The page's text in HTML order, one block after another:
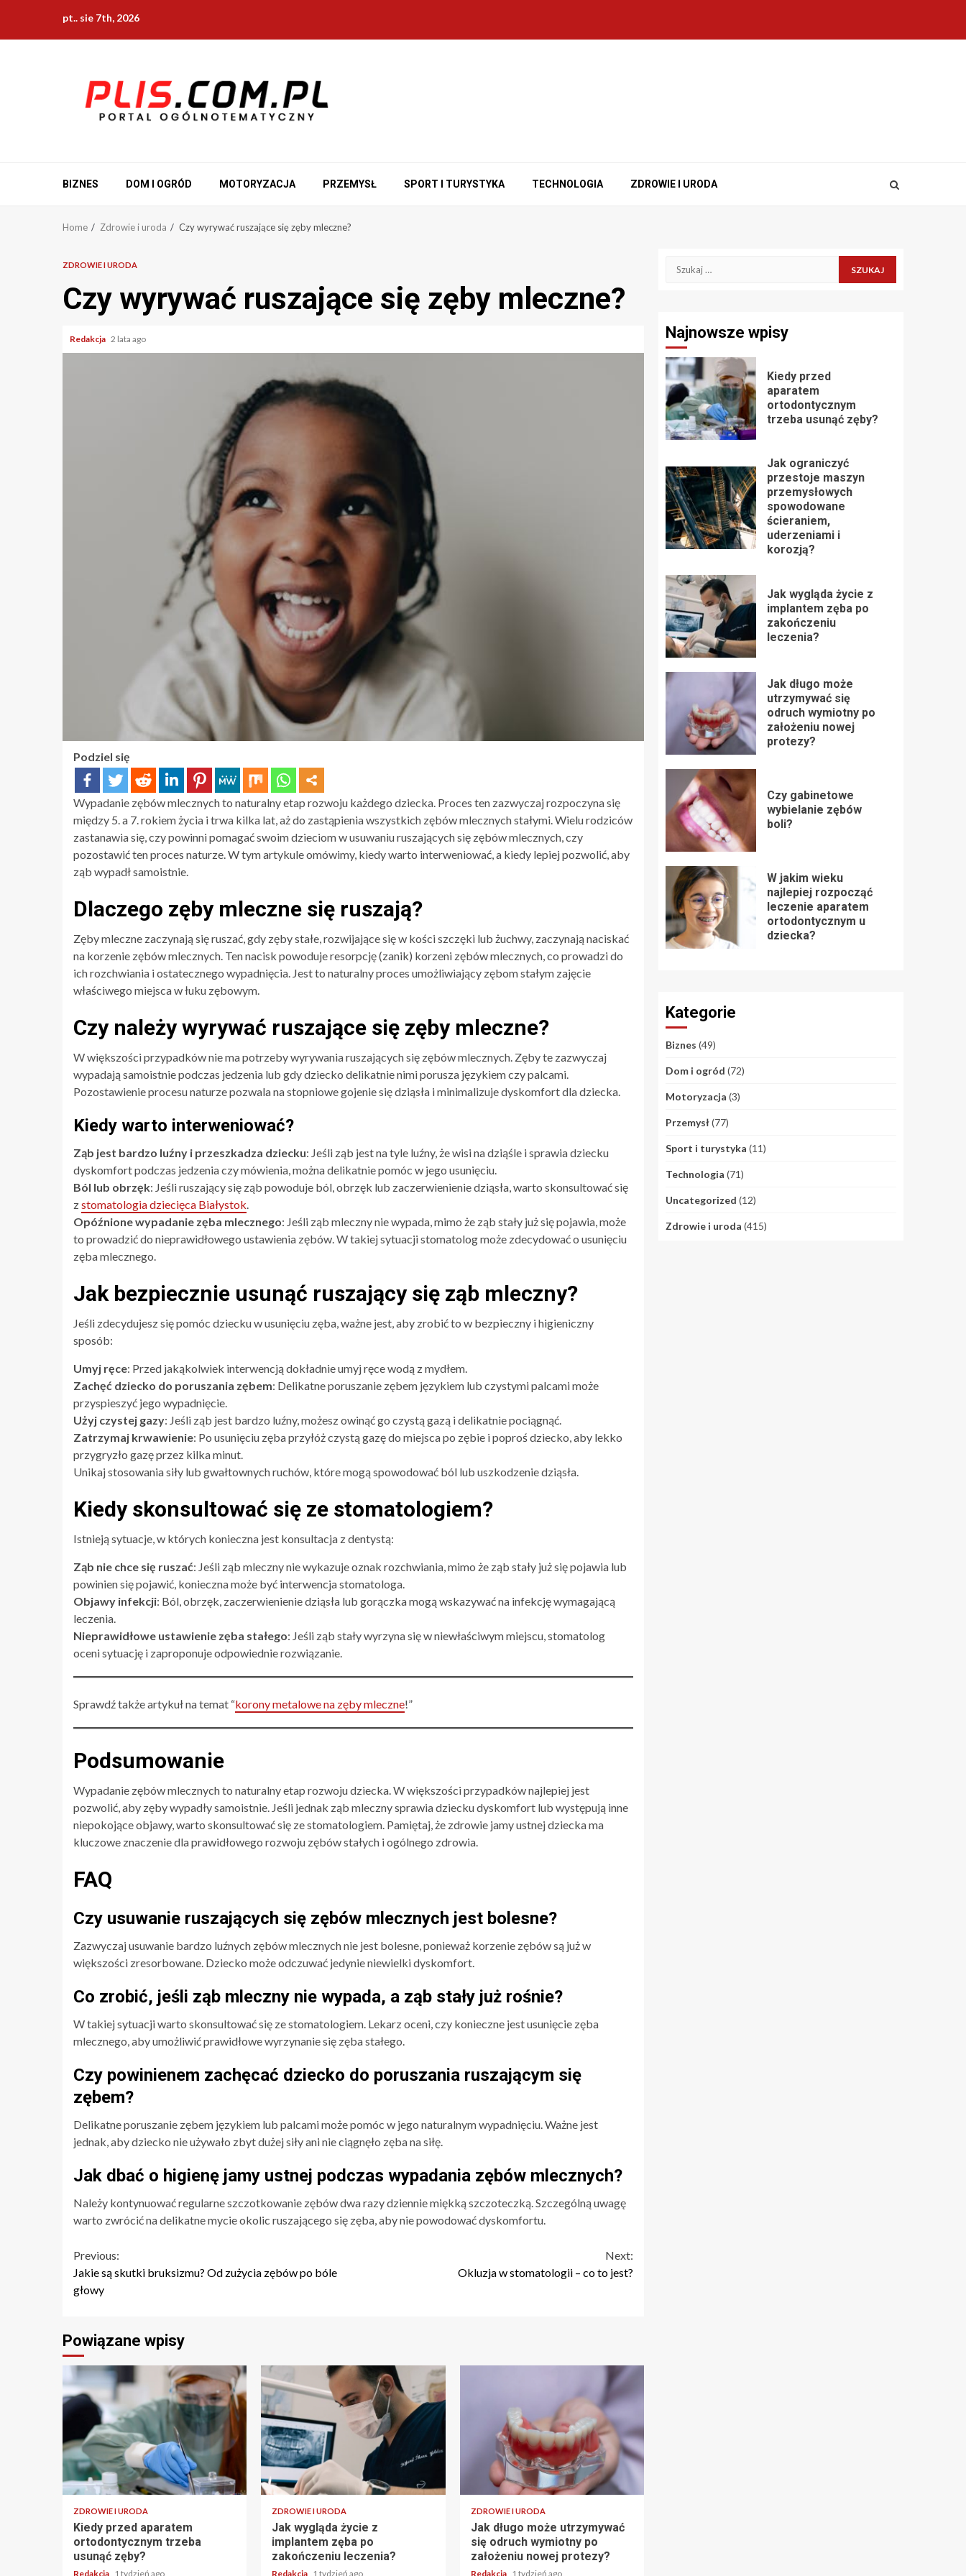
content
pt.. sie 7th, 2026
BIZNES DOM I OGRÓD MOTORYZACJA PRZEMYSŁ SPORT I TURYSTYKA TECHNOLOGIA ZDROWIE I URODA
Home Zdrowie i uroda Czy wyrywać ruszające się zęby mleczne?
ZDROWIE I URODA
Czy wyrywać ruszające się zęby mleczne?
Redakcja 2 lata ago
Podziel się
Wypadanie zębów mlecznych to naturalny etap rozwoju każdego dziecka. Proces ten zazwyczaj rozpoczyna się
między 5. a 7. rokiem życia i trwa kilka lat, aż do zastąpienia wszystkich zębów mlecznych stałymi. Wielu rodziców
zastanawia się, czy powinni pomagać swoim dzieciom w usuwaniu ruszających się zębów mlecznych, czy
pozostawić ten proces naturze. W tym artykule omówimy, kiedy warto interweniować, a kiedy lepiej pozwolić, aby
ząb wypadł samoistnie.
Dlaczego zęby mleczne się ruszają?
Zęby mleczne zaczynają się ruszać, gdy zęby stałe, rozwijające się w kości szczęki lub żuchwy, zaczynają naciskać
na korzenie zębów mlecznych. Ten nacisk powoduje resorpcję (zanik) korzeni zębów mlecznych, co prowadzi do
ich rozchwiania i ostatecznego wypadnięcia. Jest to naturalny proces umożliwiający zębom stałym zajęcie
właściwego miejsca w łuku zębowym.
Czy należy wyrywać ruszające się zęby mleczne?
W większości przypadków nie ma potrzeby wyrywania ruszających się zębów mlecznych. Zęby te zazwyczaj
wypadają samoistnie podczas jedzenia lub gdy dziecko delikatnie nimi porusza językiem czy palcami.
Pozostawienie procesu naturze pozwala na stopniowe gojenie się dziąsła i minimalizuje dyskomfort dla dziecka.
Kiedy warto interweniować?
Ząb jest bardzo luźny i przeszkadza dziecku: Jeśli ząb jest na tyle luźny, że wisi na dziąśle i sprawia dziecku
dyskomfort podczas jedzenia czy mówienia, można delikatnie pomóc w jego usunięciu.
Ból lub obrzęk: Jeśli ruszający się ząb powoduje ból, obrzęk lub zaczerwienienie dziąsła, warto skonsultować się
zstomatologia dziecięca Białystok.
Opóźnione wypadanie zęba mlecznego: Jeśli ząb mleczny nie wypada, mimo że ząb stały już się pojawia, może
to prowadzić do nieprawidłowego ustawienia zębów. W takiej sytuacji stomatolog może zdecydować o usunięciu
zęba mlecznego.
Jak bezpiecznie usunąć ruszający się ząb mleczny?
Jeśli zdecydujesz się pomóc dziecku w usunięciu zęba, ważne jest, aby zrobić to w bezpieczny i higieniczny
sposób:
Umyj ręce: Przed jakąkolwiek interwencją dokładnie umyj ręce wodą z mydłem.
Zachęć dziecko do poruszania zębem: Delikatne poruszanie zębem językiem lub czystymi palcami może
przyspieszyć jego wypadnięcie.
Użyj czystej gazy: Jeśli ząb jest bardzo luźny, możesz owinąć go czystą gazą i delikatnie pociągnąć.
Zatrzymaj krwawienie: Po usunięciu zęba przyłóż czystą gazę do miejsca po zębie i poproś dziecko, aby lekko
przygryzło gazę przez kilka minut.
Unikaj stosowania siły lub gwałtownych ruchów, które mogą spowodować ból lub uszkodzenie dziąsła.
Kiedy skonsultować się ze stomatologiem?
Istnieją sytuacje, w których konieczna jest konsultacja z dentystą:
Ząb nie chce się ruszać: Jeśli ząb mleczny nie wykazuje oznak rozchwiania, mimo że ząb stały już się pojawia lub
powinien się pojawić, konieczna może być interwencja stomatologa.
Objawy infekcji: Ból, obrzęk, zaczerwienienie dziąsła lub gorączka mogą wskazywać na infekcję wymagającą
leczenia.
Nieprawidłowe ustawienie zęba stałego: Jeśli ząb stały wyrzyna się w niewłaściwym miejscu, stomatolog
oceni sytuację i zaproponuje odpowiednie rozwiązanie.
Sprawdź także artykuł na temat “korony metalowe na zęby mleczne!”
Podsumowanie
Wypadanie zębów mlecznych to naturalny etap rozwoju dziecka. W większości przypadków najlepiej jest
pozwolić, aby zęby wypadły samoistnie. Jeśli jednak ząb mleczny sprawia dziecku dyskomfort lub występują inne
niepokojące objawy, warto skonsultować się ze stomatologiem. Pamiętaj, że zdrowie jamy ustnej dziecka ma
kluczowe znaczenie dla prawidłowego rozwoju zębów stałych i ogólnego zdrowia.
FAQ
Czy usuwanie ruszających się zębów mlecznych jest bolesne?
Zazwyczaj usuwanie bardzo luźnych zębów mlecznych nie jest bolesne, ponieważ korzenie zębów są już w
większości zresorbowane. Dziecko może odczuwać jedynie niewielki dyskomfort.
Co zrobić, jeśli ząb mleczny nie wypada, a ząb stały już rośnie?
W takiej sytuacji warto skonsultować się ze stomatologiem. Lekarz oceni, czy konieczne jest usunięcie zęba
mlecznego, aby umożliwić prawidłowe wyrzynanie się zęba stałego.
Czy powinienem zachęcać dziecko do poruszania ruszającym się
zębem?
Delikatne poruszanie zębem językiem lub palcami może pomóc w jego naturalnym wypadnięciu. Ważne jest
jednak, aby dziecko nie używało zbyt dużej siły ani nie ciągnęło zęba na siłę.
Jak dbać o higienę jamy ustnej podczas wypadania zębów mlecznych?
Należy kontynuować regularne szczotkowanie zębów dwa razy dziennie miękką szczoteczką. Szczególną uwagę
warto zwrócić na delikatne mycie okolic ruszającego się zęba, aby nie powodować dyskomfortu.
Continue
Reading
Previous:
Jakie są skutki bruksizmu? Od zużycia zębów po bóle
głowy
Next:
Okluzja w stomatologii – co to jest?
Powiązane wpisy
ZDROWIE I URODA
Kiedy przed aparatem
ortodontycznym trzeba
usunąć zęby?
Redakcja 1 tydzień ago
ZDROWIE I URODA
Jak wygląda życie z
implantem zęba po
zakończeniu leczenia?
Redakcja 1 tydzień ago
ZDROWIE I URODA
Jak długo może utrzymywać
się odruch wymiotny po
założeniu nowej protezy?
Redakcja 1 tydzień ago
Szukaj:
Najnowsze wpisy
Kiedy przed
aparatem
ortodontycznym
trzeba usunąć zęby?
Jak ograniczyć
przestoje maszyn
przemysłowych
spowodowane
ścieraniem,
uderzeniami i
korozją?
Jak wygląda życie z
implantem zęba po
zakończeniu
leczenia?
Jak długo może
utrzymywać się
odruch wymiotny po
założeniu nowej
protezy?
Czy gabinetowe
wybielanie zębów
boli?
W jakim wieku
najlepiej rozpocząć
leczenie aparatem
ortodontycznym u
dziecka?
Kategorie
Biznes (49)
Dom i ogród (72)
Motoryzacja (3)
Przemysł(77)
Sport i turystyka (11)
Technologia (71)
Uncategorized (12)
Zdrowie i uroda (415)